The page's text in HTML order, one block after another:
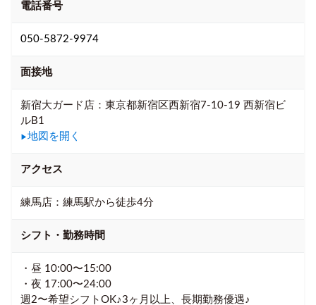
電話番号
050-5872-9974
面接地
新宿大ガード店：東京都新宿区西新宿7-10-19 西新宿ビ
ルB1
▶ 地図を開く
アクセス
練馬店：練馬駅から徒歩4分
シフト・勤務時間
・昼 10:00〜15:00
・夜 17:00〜24:00
週2〜希望シフトOK♪3ヶ月以上、長期勤務優遇♪